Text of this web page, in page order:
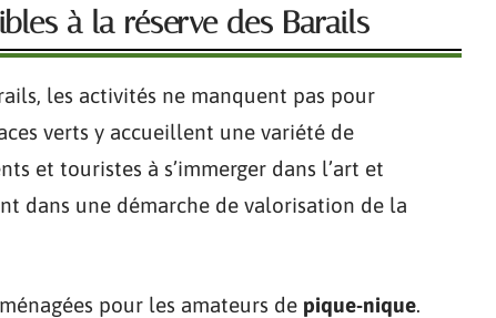
à la réserve des Barails
les activités ne manquent pas pour
verts y accueillent une variété de
et touristes à s’immerger dans l’art et
dans une démarche de valorisation de la
pour les amateurs de pique-nique.